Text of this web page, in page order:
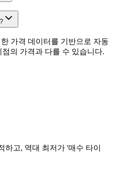
가격 데이터를 기반으로 자동
의 가격과 다를 수 있습니다.
하고, 역대 최저가 '매수 타이